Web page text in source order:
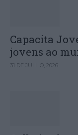
Capacita
jovens ao
31 DE JULHO, 2026